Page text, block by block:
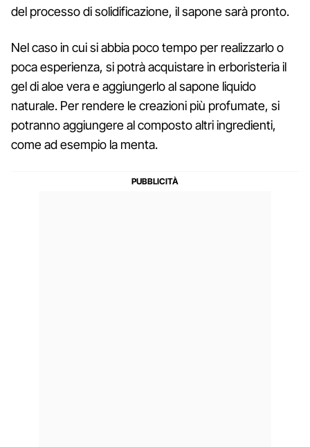
del processo di solidificazione, il sapone sarà pronto.
Nel caso in cui si abbia poco tempo per realizzarlo o
poca esperienza, si potrà acquistare in erboristeria il
gel di aloe vera e aggiungerlo al sapone liquido
naturale. Per rendere le creazioni più profumate, si
potranno aggiungere al composto altri ingredienti,
come ad esempio la menta.